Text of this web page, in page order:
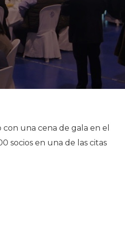
con una cena de gala en el
socios en una de las citas